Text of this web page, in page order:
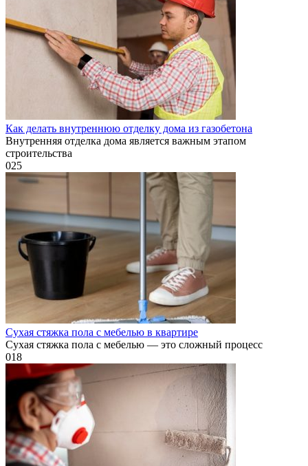
Как делать внутреннюю отделку дома из газобетона
Внутренняя отделка дома является важным этапом
строительства
025
Сухая стяжка пола с мебелью в квартире
Сухая стяжка пола с мебелью — это сложный процесс
018